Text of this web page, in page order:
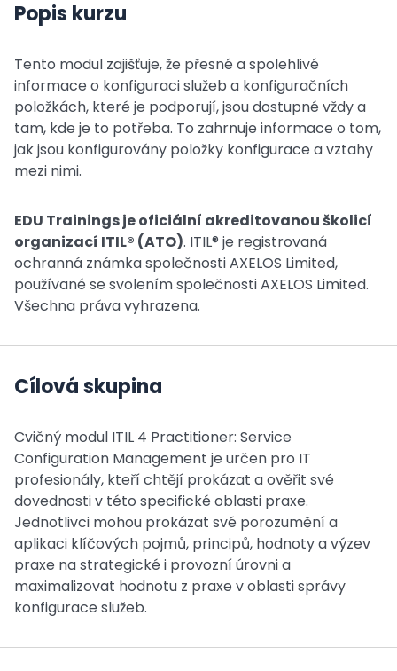
Popis kurzu
Tento modul zajišťuje, že přesné a spolehlivé
informace o konfiguraci služeb a konfiguračních
položkách, které je podporují, jsou dostupné vždy a
tam, kde je to potřeba. To zahrnuje informace o tom,
jak jsou konfigurovány položky konfigurace a vztahy
mezi nimi.
EDU Trainings je oficiální akreditovanou školicí
organizací ITIL® (ATO). ITIL® je registrovaná
ochranná známka společnosti AXELOS Limited,
používané se svolením společnosti AXELOS Limited.
Všechna práva vyhrazena.
Cílová skupina
Cvičný modul ITIL 4 Practitioner: Service
Configuration Management je určen pro IT
profesionály, kteří chtějí prokázat a ověřit své
dovednosti v této specifické oblasti praxe.
Jednotlivci mohou prokázat své porozumění a
aplikaci klíčových pojmů, principů, hodnoty a výzev
praxe na strategické i provozní úrovni a
maximalizovat hodnotu z praxe v oblasti správy
konfigurace služeb.